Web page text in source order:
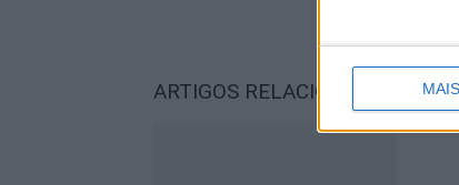
ARTIGOS RELACIONADOS Mais